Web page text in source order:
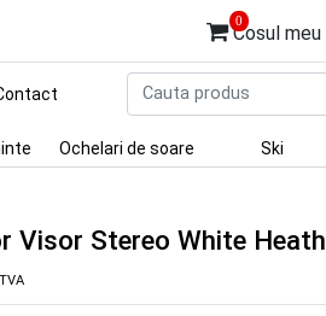
0
Cosul meu
Ochelari de soare Ski
Visor Stereo White Heath